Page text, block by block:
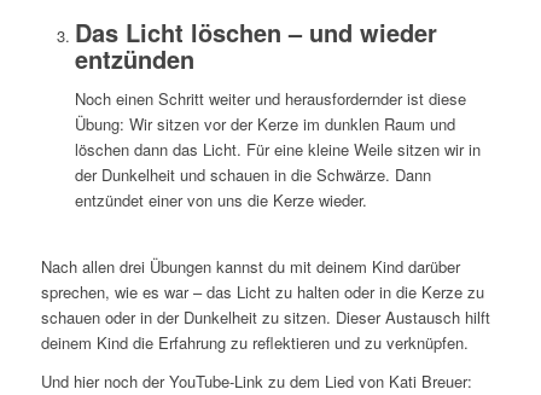
Das Licht löschen – und wieder
entzünden
Noch einen Schritt weiter und herausfordernder ist diese
Übung: Wir sitzen vor der Kerze im dunklen Raum und
löschen dann das Licht. Für eine kleine Weile sitzen wir in
der Dunkelheit und schauen in die Schwärze. Dann
entzündet einer von uns die Kerze wieder.
Nach allen drei Übungen kannst du mit deinem Kind darüber
sprechen, wie es war – das Licht zu halten oder in die Kerze zu
schauen oder in der Dunkelheit zu sitzen. Dieser Austausch hilft
deinem Kind die Erfahrung zu reflektieren und zu verknüpfen.
Und hier noch der YouTube-Link zu dem Lied von Kati Breuer: